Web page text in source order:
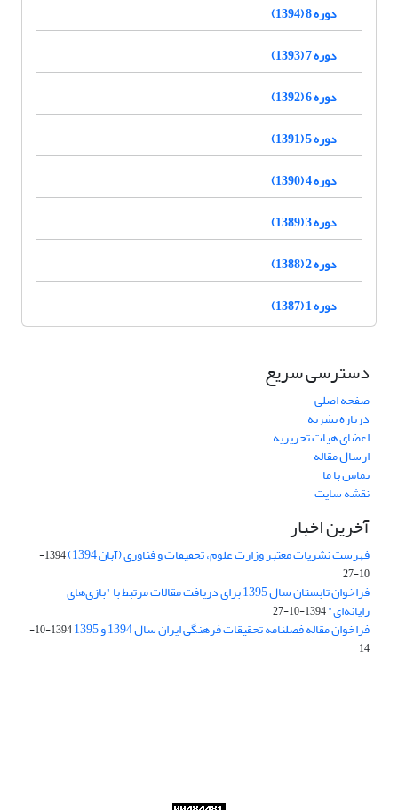
دوره 8 (1394)
دوره 7 (1393)
دوره 6 (1392)
دوره 5 (1391)
دوره 4 (1390)
دوره 3 (1389)
دوره 2 (1388)
دوره 1 (1387)
دسترسی سریع
صفحه اصلی
درباره نشریه
اعضای هیات تحریریه
ارسال مقاله
تماس با ما
نقشه سایت
آخرین اخبار
فهرست نشریات معتبر وزارت علوم، تحقیقات و فناوری (آبان 1394)
1394-
10-27
فراخوان تابستان سال 1395 برای دریافت مقالات مرتبط با "بازی‌های
رایانه‌ای"1394-10-27
فراخوان مقاله فصلنامه تحقیقات فرهنگی ایران سال 1394 و 1395
1394-10-
14